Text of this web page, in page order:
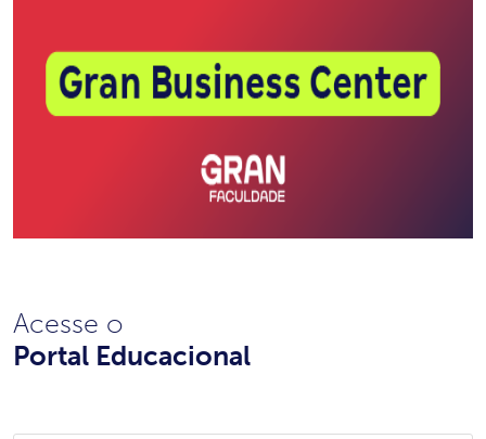
Acesse o
Portal Educacional